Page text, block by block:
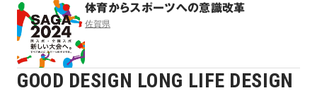
体育からスポーツへの意識改革
佐賀県
GOOD DESIGN LONG LIFE DESIGN